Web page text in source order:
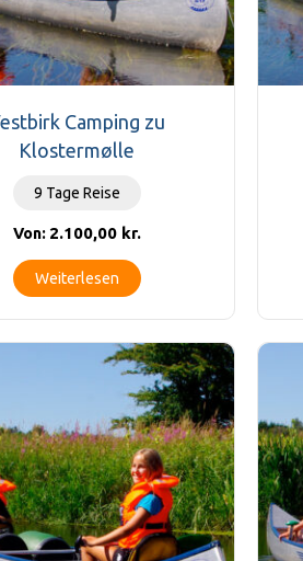
Camping zu
Klostermølle
9 Tage Reise
Von: 2.100,00 kr.
Weiterlesen